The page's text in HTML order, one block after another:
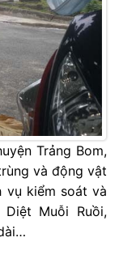
Trảng Bom,
và động vật
vụ kiểm soát và
Muỗi Ruồi,